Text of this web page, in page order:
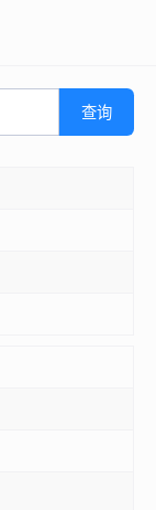
查询